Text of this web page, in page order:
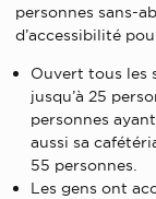
personnes sans-
d’accessibilité
Ouvert tous les
jusqu’à 25
personnes
aussi sa
55 personnes.
Les gens ont